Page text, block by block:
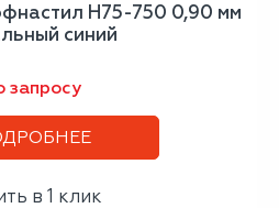
Н75-750 0,90 мм
синий
запросу
в 1 клик